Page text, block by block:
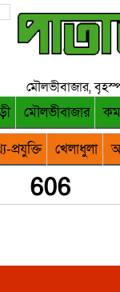
মৌলভীবাজার,
মৌলভীবাজার
প্রযুক্তি
খেলাধুলা
606